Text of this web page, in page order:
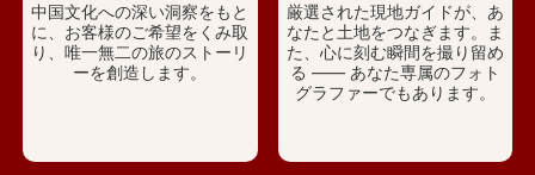
中国文化への深い洞察をもと
に、お客様のご希望をくみ取
り、唯一無二の旅のストーリ
ーを創造します。
厳選された現地ガイドが、あ
なたと土地をつなぎます。ま
た、心に刻む瞬間を撮り留め
る —— あなた専属のフォト
グラファーでもあります。